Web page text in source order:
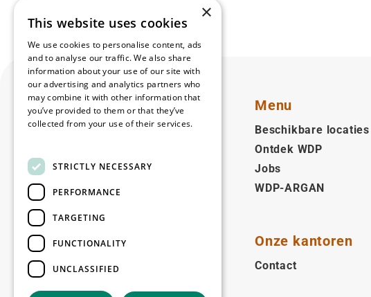
Volg ons
Facebook
LinkedIn
YouTubeInstagram
Copyright © 2026
Menu
Beschikbare locaties
Ontdek WDP
Jobs
WDP-ARGAN
Onze kantoren
Contact
×
This website uses cookies
We use cookies to personalise content, ads
and to analyse our traffic. We also share
information about your use of our site with
our advertising and analytics partners who
may combine it with other information that
you’ve provided to them or that they’ve
collected from your use of their services.
STRICTLY NECESSARY
PERFORMANCE
TARGETING
FUNCTIONALITY
UNCLASSIFIED